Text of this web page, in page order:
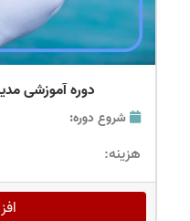
دوره آموزشی
شروع دوره:
هزینه: